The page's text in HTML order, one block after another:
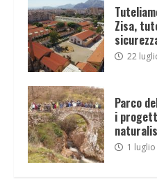
Zisa,
22
Parco
i
1